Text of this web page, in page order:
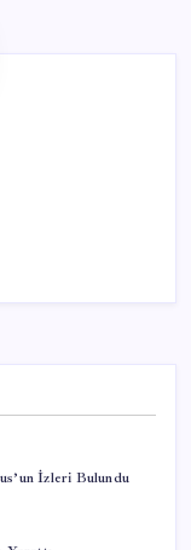
İzleri Bulundu